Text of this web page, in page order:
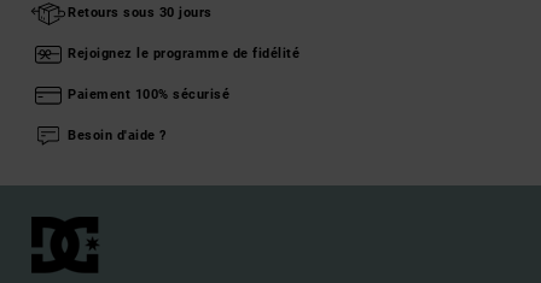
Retours sous 30 jours
Rejoignez le programme de fidélité
Paiement 100% sécurisé
Besoin d'aide ?